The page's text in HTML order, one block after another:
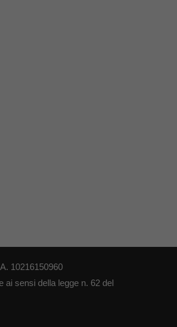
10216150960
ai sensi della legge n. 62 del